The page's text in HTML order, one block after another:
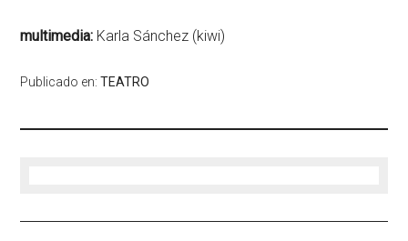
multimedia: Karla Sánchez (kiwi)
Publicado en:TEATRO